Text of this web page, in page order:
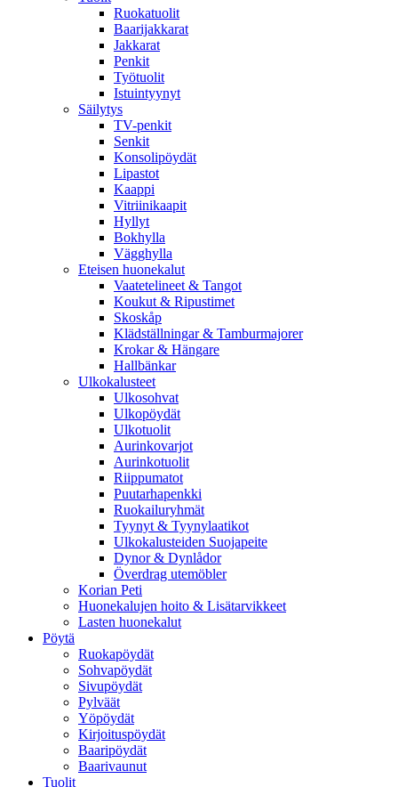
Ruokatuolit
Baarijakkarat
Jakkarat
Penkit
Työtuolit
Istuintyynyt
Säilytys
TV-penkit
Senkit
Konsolipöydät
Lipastot
Kaappi
Vitriinikaapit
Hyllyt
Bokhylla
Vägghylla
Eteisen huonekalut
Vaatetelineet & Tangot
Koukut & Ripustimet
Skoskåp
Klädställningar & Tamburmajorer
Krokar & Hängare
Hallbänkar
Ulkokalusteet
Ulkosohvat
Ulkopöydät
Ulkotuolit
Aurinkovarjot
Aurinkotuolit
Riippumatot
Puutarhapenkki
Ruokailuryhmät
Tyynyt & Tyynylaatikot
Ulkokalusteiden Suojapeite
Dynor & Dynlådor
Överdrag utemöbler
Korian Peti
Huonekalujen hoito & Lisätarvikkeet
Lasten huonekalut
Pöytä
Ruokapöydät
Sohvapöydät
Sivupöydät
Pylväät
Yöpöydät
Kirjoituspöydät
Baaripöydät
Baarivaunut
Tuolit